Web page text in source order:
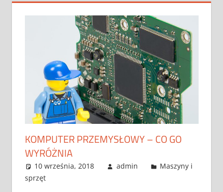
KOMPUTER PRZEMYSŁOWY – CO GO
WYRÓŻNIA
10 września, 2018 admin
Maszyny i
sprzęt